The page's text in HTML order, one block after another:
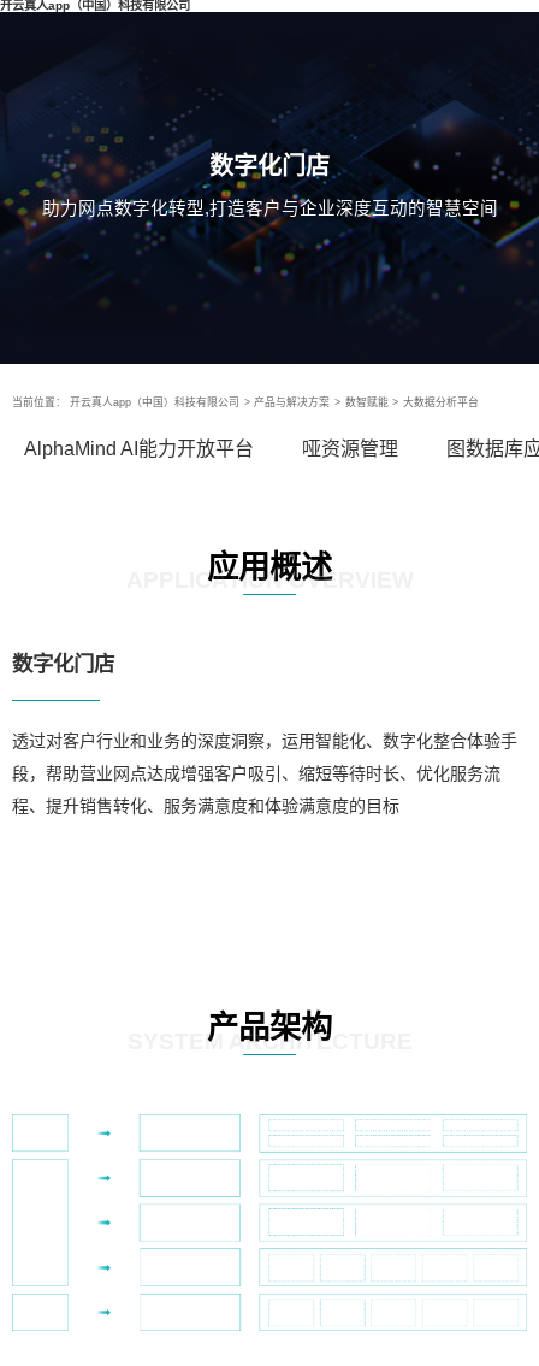
开云真人app（中国）科技有限公司
数字化门店
助力网点数字化转型,打造客户与企业深度互动的智慧空间
当前位置： 开云真人app（中国）科技有限公司 > 产品与解决方案 > 数智赋能 > 大数据分析平台
AlphaMind AI能力开放平台 哑资源管理 图数据库
应用概述
APPLICATION OVERVIEW
数字化门店
透过对客户行业和业务的深度洞察，运用智能化、数字化整合体验手
段，帮助营业网点达成增强客户吸引、缩短等待时长、优化服务流
程、提升销售转化、服务满意度和体验满意度的目标
产品架构
SYSTEM ARCHITECTURE